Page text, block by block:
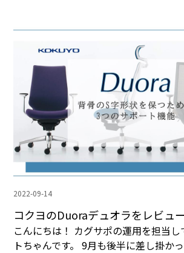
2022-09-14
コクヨのDuoraデュオラをレビュ
こんにちは！ カグサポの運用を担当し
トちゃんです。 9月も後半に差し掛か